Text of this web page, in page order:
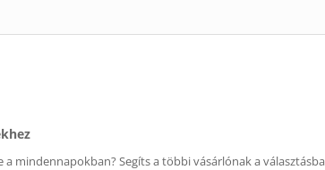
mindennapokban? Segíts a többi vásárlónak a